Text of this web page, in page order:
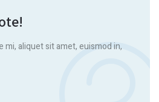
mi, aliquet sit amet, euismod in,